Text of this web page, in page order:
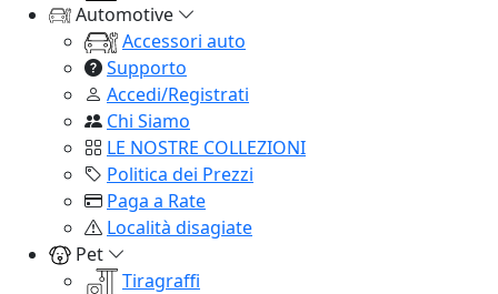
Automotive
Accessori auto
Supporto
Accedi/Registrati
Chi Siamo
LE NOSTRE COLLEZIONI
Politica dei Prezzi
Paga a Rate
Località disagiate
Pet
Tiragraffi